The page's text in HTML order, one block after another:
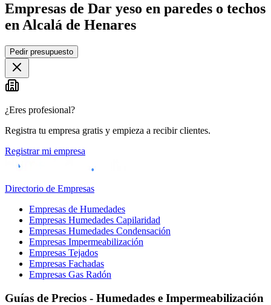
Empresas de Dar yeso en paredes o techos
en Alcalá de Henares
+
−
Pedir presupuesto
¿Eres profesional?
Registra tu empresa gratis y empieza a recibir clientes.
Registrar mi empresa
Directorio de Empresas
Empresas de Humedades
Empresas Humedades Capilaridad
Empresas Humedades Condensación
Empresas Impermeabilización
Empresas Tejados
Empresas Fachadas
Empresas Gas Radón
Guías de Precios - Humedades e Impermeabilización